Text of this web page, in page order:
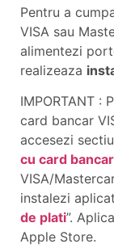
Pentru a
VISA sau
alimentezi
realizeaza
IMPORTANT :
card bancar
accesezi
cu card bancar
VISA/
instalezi
de plati”.
Apple Store.